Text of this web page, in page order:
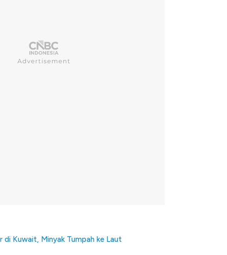
di Kuwait, Minyak Tumpah ke Laut